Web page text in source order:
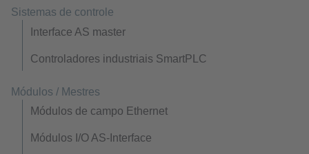
Sistemas de controle
Interface AS master
Controladores industriais SmartPLC
Módulos / Mestres
Módulos de campo Ethernet
Módulos I/O AS-Interface